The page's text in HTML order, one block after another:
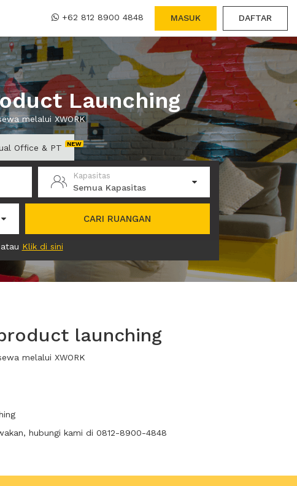
+62 812 8900 4848 MASUK DAFTAR
Launching
melalui XWORK
Office & PT
Kapasitas
Semua Kapasitas
CARI RUANGAN
Klik di sini
launching
melalui XWORK
hubungi kami di 0812-8900-4848